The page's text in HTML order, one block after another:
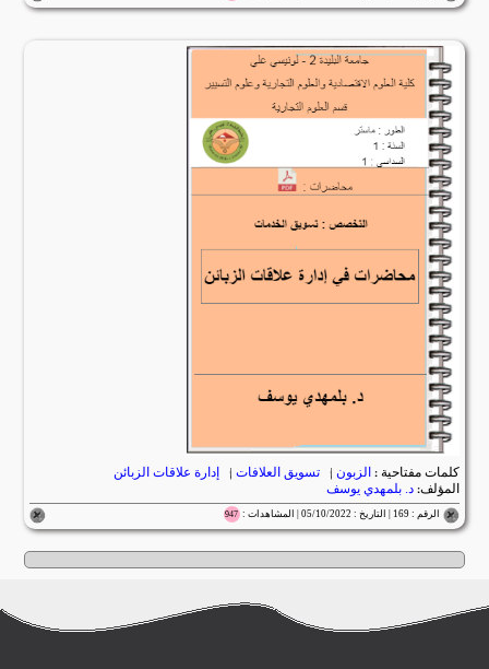
كلمات مفتاحية :الزبون | تسويق العلافات | إدارة علاقات الزبائن
المؤلف:د. بلمهدي يوسف
الرقم : 169 | التاريخ : 05/10/2022 | المشاهدات : 947